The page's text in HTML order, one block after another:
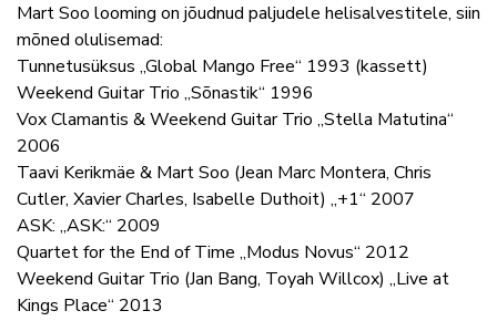
Mart Soo looming on jõudnud paljudele helisalvestitele, siin
mõned olulisemad:
Tunnetusüksus „Global Mango Free“ 1993 (kassett)
Weekend Guitar Trio „Sõnastik“ 1996
Vox Clamantis & Weekend Guitar Trio „Stella Matutina“
2006
Taavi Kerikmäe & Mart Soo (Jean Marc Montera, Chris
Cutler, Xavier Charles, Isabelle Duthoit) „+1“ 2007
ASK: „ASK:“ 2009
Quartet for the End of Time „Modus Novus“ 2012
Weekend Guitar Trio (Jan Bang, Toyah Willcox) „Live at
Kings Place“ 2013